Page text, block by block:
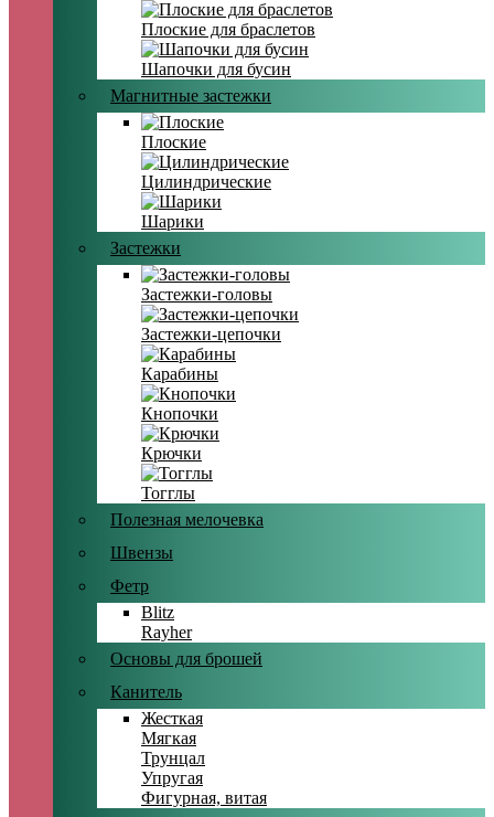
Плоские для браслетов
Шапочки для бусин
Магнитные застежки
Плоские
Цилиндрические
Шарики
Застежки
Застежки-головы
Застежки-цепочки
Карабины
Кнопочки
Крючки
Тогглы
Полезная мелочевка
Швензы
Фетр
Blitz
Rayher
Основы для брошей
Канитель
Жесткая
Мягкая
Трунцал
Упругая
Фигурная, витая